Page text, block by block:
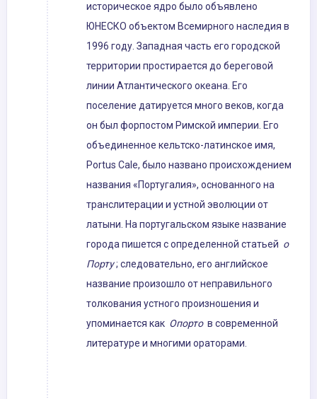
историческое ядро ​​было объявлено
ЮНЕСКО объектом Всемирного наследия в
1996 году. Западная часть его городской
территории простирается до береговой
линии Атлантического океана. Его
поселение датируется много веков, когда
он был форпостом Римской империи. Его
объединенное кельтско-латинское имя,
Portus Cale, было названо происхождением
названия «Португалия», основанного на
транслитерации и устной эволюции от
латыни. На португальском языке название
города пишется с определенной статьей о
Порту; следовательно, его английское
название произошло от неправильного
толкования устного произношения и
упоминается как Опортов современной
литературе и многими ораторами.